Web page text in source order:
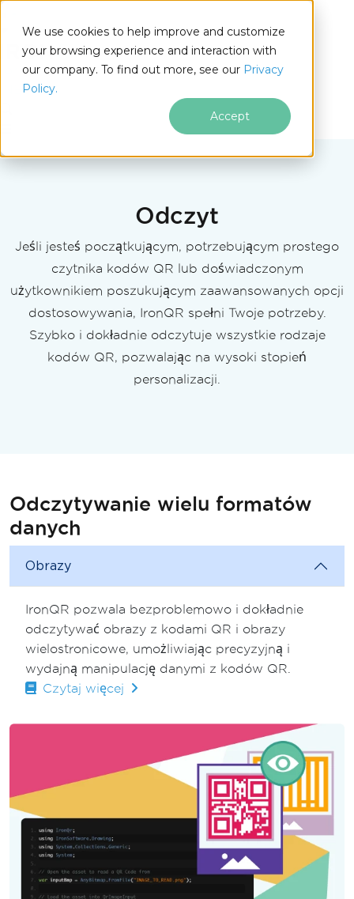
We use cookies to help improve and customize
your browsing experience and interaction with
our company. To find out more, see our Privacy
Policy.
Accept
.NET
Odczyt
Jeśli jesteś początkującym, potrzebującym prostego
czytnika kodów QR lub doświadczonym
użytkownikiem poszukującym zaawansowanych opcji
dostosowywania, IronQR spełni Twoje potrzeby.
Szybko i dokładnie odczytuje wszystkie rodzaje
kodów QR, pozwalając na wysoki stopień
personalizacji.
Odczytywanie wielu formatów
danych
Obrazy
IronQR pozwala bezproblemowo i dokładnie
odczytywać obrazy z kodami QR i obrazy
wielostronicowe, umożliwiając precyzyjną i
wydajną manipulację danymi z kodów QR.
Czytaj więcej